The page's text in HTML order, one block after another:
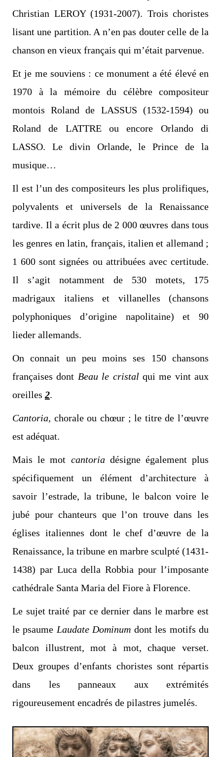
Christian LEROY (1931-2007). Trois choristes
lisant une partition. A n’en pas douter celle de la
chanson en vieux français qui m’était parvenue.
Et je me souviens : ce monument a été élevé en
1970 à la mémoire du célèbre compositeur
montois Roland de LASSUS (1532-1594) ou
Roland de LATTRE ou encore Orlando di
LASSO. Le divin Orlande, le Prince de la
musique…
Il est l’un des compositeurs les plus prolifiques,
polyvalents et universels de la Renaissance
tardive. Il a écrit plus de 2 000 œuvres dans tous
les genres en latin, français, italien et allemand ;
1 600 sont signées ou attribuées avec certitude.
Il s’agit notamment de 530 motets, 175
madrigaux italiens et villanelles (chansons
polyphoniques d’origine napolitaine) et 90
lieder allemands.
On connait un peu moins ses 150 chansons
françaises dont Beau le cristal qui me vint aux
oreilles 2.
Cantoria, chorale ou chœur ; le titre de l’œuvre
est adéquat.
Mais le mot cantoriadésigne également plus
spécifiquement un élément d’architecture à
savoir l’estrade, la tribune, le balcon voire le
jubé pour chanteurs que l’on trouve dans les
églises italiennes dont le chef d’œuvre de la
Renaissance, la tribune en marbre sculpté (1431-
1438) par Luca della Robbia pour l’imposante
cathédrale Santa Maria del Fiore à Florence.
Le sujet traité par ce dernier dans le marbre est
le psaume Laudate Dominum dont les motifs du
balcon illustrent, mot à mot, chaque verset.
Deux groupes d’enfants choristes sont répartis
dans les panneaux aux extrémités
rigoureusement encadrés de pilastres jumelés.